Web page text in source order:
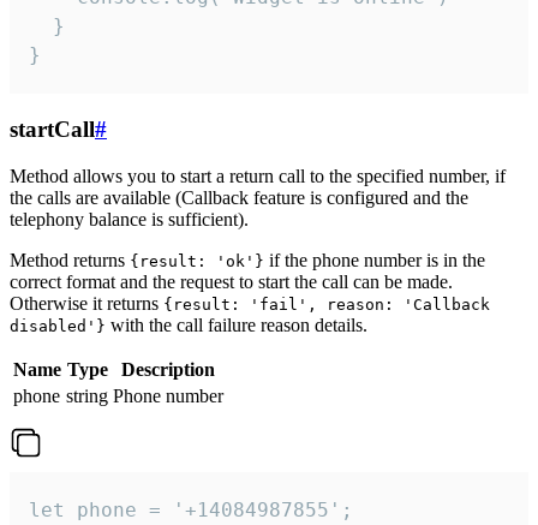
  }
}
startCall#
Method allows you to start a return call to the specified number, if
the calls are available (Callback feature is configured and the
telephony balance is sufficient).
Method returns {result: 'ok'} if the phone number is in the
correct format and the request to start the call can be made.
Otherwise it returns {result: 'fail', reason: 'Callback
disabled'} with the call failure reason details.
Name Type
Description
phone string Phone number
let phone = '+14084987855';